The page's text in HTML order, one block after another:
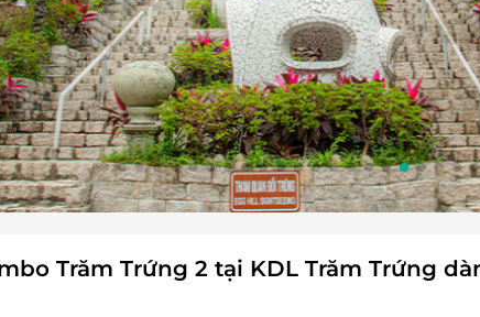
Trăm Trứng 2 tại KDL Trăm Trứng